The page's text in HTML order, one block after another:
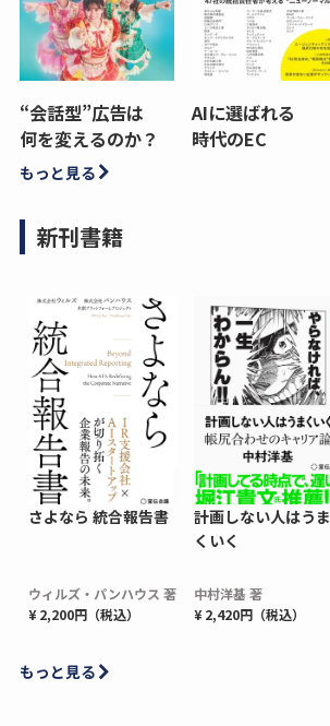
“会話型”広告は
何を変えるのか？
AIに選ばれる
時代のEC
もっと見る
新刊書籍
さよなら 統合報告書
ウィルズ・パンハウス 著
¥ 2,200円（税込）
計画しない人はうま
くいく
中村洋基 著
¥ 2,420円（税込）
もっと見る